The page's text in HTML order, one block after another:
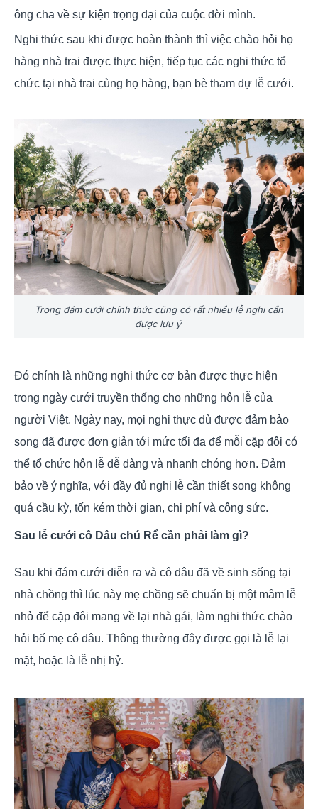
ông cha về sự kiện trọng đại của cuộc đời mình.
Nghi thức sau khi được hoàn thành thì việc chào hỏi họ
hàng nhà trai được thực hiện, tiếp tục các nghi thức tổ
chức tại nhà trai cùng họ hàng, bạn bè tham dự lễ cưới.
Trong đám cưới chính thức cũng có rất nhiều lễ nghi cần
được lưu ý
Đó chính là những nghi thức cơ bản được thực hiện
trong ngày cưới truyền thống cho những hôn lễ của
người Việt. Ngày nay, mọi nghi thực dù được đảm bảo
song đã được đơn giản tới mức tối đa để mỗi cặp đôi có
thể tổ chức hôn lễ dễ dàng và nhanh chóng hơn. Đảm
bảo về ý nghĩa, với đầy đủ nghi lễ cần thiết song không
quá cầu kỳ, tốn kém thời gian, chi phí và công sức.
Sau lễ cưới cô Dâu chú Rể cần phải làm gì?
Sau khi đám cưới diễn ra và cô dâu đã về sinh sống tại
nhà chồng thì lúc này mẹ chồng sẽ chuẩn bị một mâm lễ
nhỏ để cặp đôi mang về lại nhà gái, làm nghi thức chào
hỏi bố mẹ cô dâu. Thông thường đây được gọi là lễ lại
mặt, hoặc là lễ nhị hỷ.